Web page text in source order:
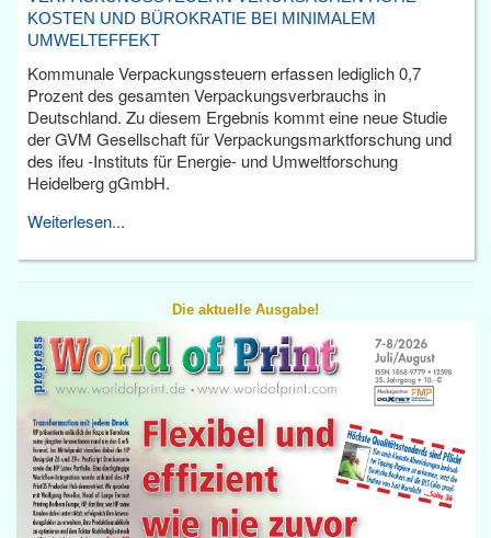
KOSTEN UND BÜROKRATIE BEI MINIMALEM
UMWELTEFFEKT
Kommunale Verpackungssteuern erfassen lediglich 0,7
Prozent des gesamten Verpackungsverbrauchs in
Deutschland. Zu diesem Ergebnis kommt eine neue Studie
der GVM Gesellschaft für Verpackungsmarktforschung und
des ifeu -Instituts für Energie- und Umweltforschung
Heidelberg gGmbH.
Weiterlesen...
Die aktuelle Ausgabe!